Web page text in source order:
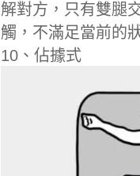
解對方，只有雙腿
觸，不滿足當前的
10、佔據式